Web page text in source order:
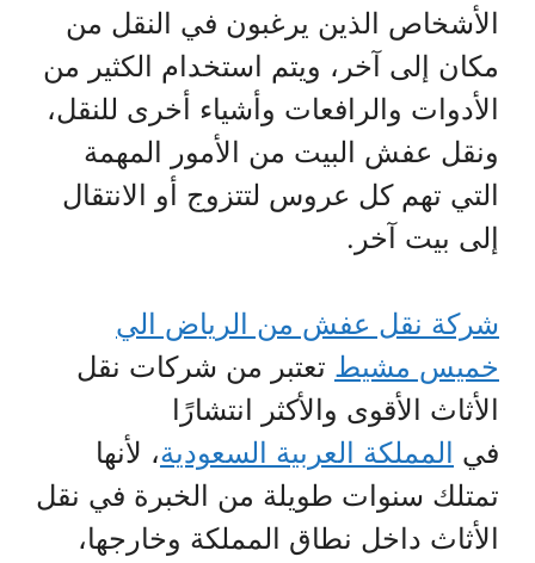
الأشخاص الذين يرغبون في النقل من
مكان إلى آخر، ويتم استخدام الكثير من
الأدوات والرافعات وأشياء أخرى للنقل،
ونقل عفش البيت من الأمور المهمة
التي تهم كل عروس لتتزوج أو الانتقال
إلى بيت آخر.
شركة نقل عفش من الرياض الي
خميس مشيط تعتبر من شركات نقل
الأثاث الأقوى والأكثر انتشارًا
في المملكة العربية السعودية، لأنها
تمتلك سنوات طويلة من الخبرة في نقل
الأثاث داخل نطاق المملكة وخارجها،